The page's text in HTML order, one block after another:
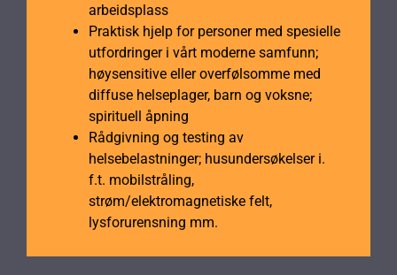
arbeidsplass
Praktisk hjelp for personer med spesielle
utfordringer i vårt moderne samfunn;
høysensitive eller overfølsomme med
diffuse helseplager, barn og voksne;
spirituell åpning
Rådgivning og testing av
helsebelastninger; husundersøkelser i.
f.t. mobilstråling,
strøm/elektromagnetiske felt,
lysforurensning mm.